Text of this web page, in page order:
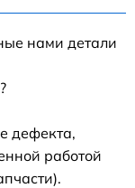
нами детали
дефекта,
работой